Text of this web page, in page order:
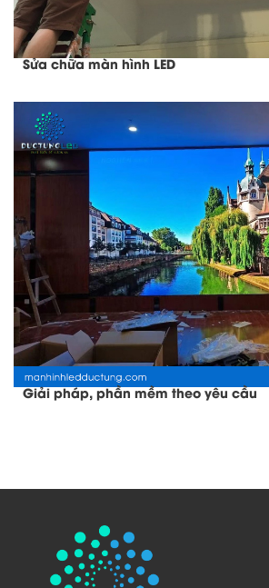
Sửa chữa màn hình LED
Giải pháp, phần mềm theo yêu cầu